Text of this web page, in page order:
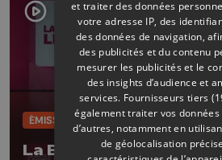
ÉMISSIONS
La Boîte à livres : Robin
et traiter des données
votre adresse IP, des
des données de navigation,
des publicités et du contenu
mesurer les publicités et le
des insights d’audience et
services. Fournisseurs tiers
également traiter vos données
d’autres, notamment en
de géolocalisation